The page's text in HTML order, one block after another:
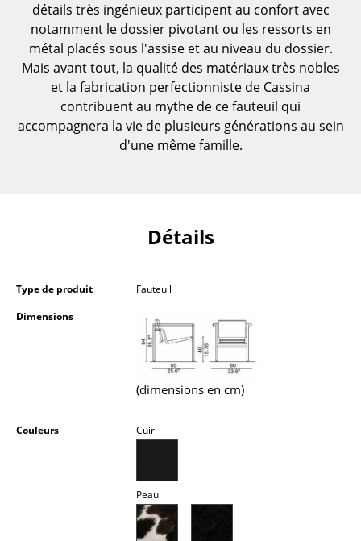
Buffets & Commodes
Meubles TV
Caissons roulants et Meubles d’appoint
Meubles de bar
... voir tous les rangements
Suspensions & Plafonniers
Lampes de sol
Luminaires d’extérieur
détails très ingénieux participent au confort avec
notamment le dossier pivotant ou les ressorts en
métal placés sous l'assise et au niveau du dossier.
Mais avant tout, la qualité des matériaux très nobles
et la fabrication perfectionniste de Cassina
contribuent au mythe de ce fauteuil qui
accompagnera la vie de plusieurs générations au sein
d'une même famille.
Détails
Type de produit
Fauteuil
Dimensions
(dimensions en cm)
Couleurs Cuir
Peau